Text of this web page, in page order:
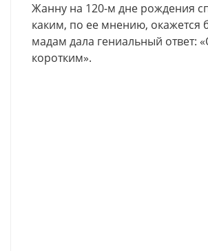
Жанну на 120-м дне рождения
каким, по ее мнению, окажется
мадам дала гениальный ответ:
коротким».